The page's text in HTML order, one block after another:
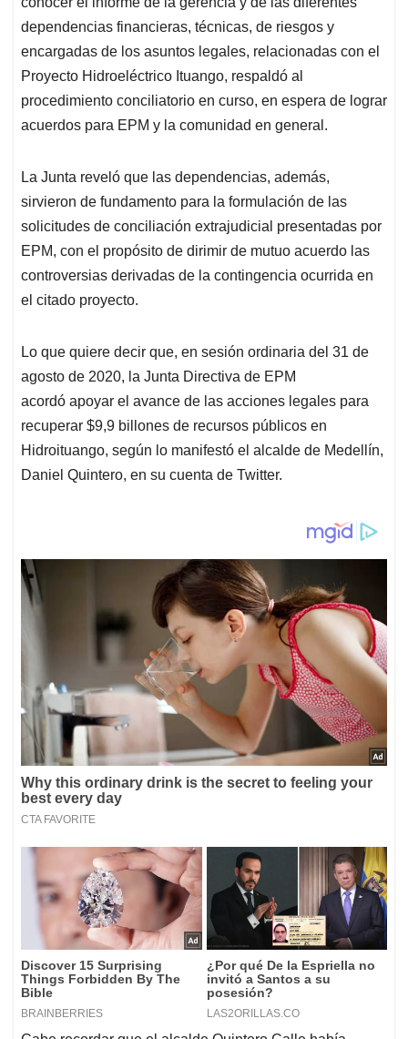
A
p
p
o
o
k
d
I
n
d
s
dependencias financieras, técnicas, de riesgos y
encargadas de los asuntos legales, relacionadas con el
Proyecto Hidroeléctrico Ituango, respaldó al
procedimiento conciliatorio en curso, en espera de lograr
acuerdos para EPM y la comunidad en general.
La Junta reveló que las dependencias, además,
sirvieron de fundamento para la formulación de las
solicitudes de conciliación extrajudicial presentadas por
EPM, con el propósito de dirimir de mutuo acuerdo las
controversias derivadas de la contingencia ocurrida en
el citado proyecto.
Lo que quiere decir que, en sesión ordinaria del 31 de
agosto de 2020, la Junta Directiva de EPM
acordó apoyar el avance de las acciones legales para
recuperar $9,9 billones de recursos públicos en
Hidroituango, según lo manifestó el alcalde de Medellín,
Daniel Quintero, en su cuenta de Twitter.